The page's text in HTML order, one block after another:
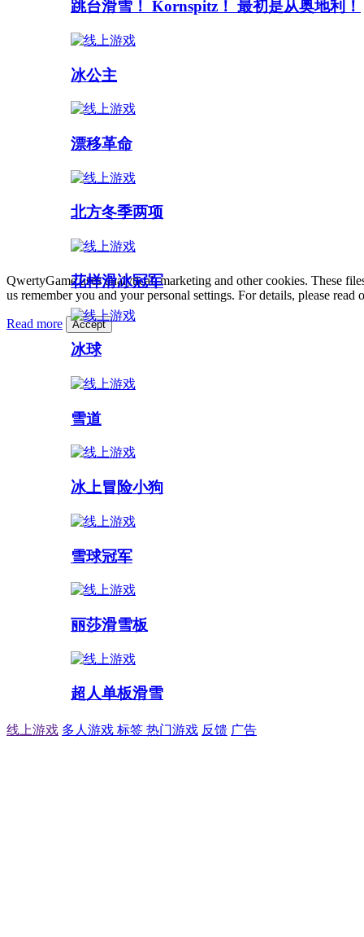
跳台滑雪！ Kornspitz！ 最初是从奥地利！
冰公主
漂移革命
北方冬季两项
花样滑冰冠军
冰球
雪道
冰上冒险小狗
雪球冠军
丽莎滑雪板
超人单板滑雪
线上游戏 多人游戏 标签 热门游戏 反馈 广告
QwertyGame uses analytical, marketing and other cookies. These
us remember you and your personal settings. For details, please read
Read more Accept